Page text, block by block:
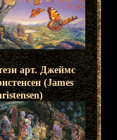
арт. Джеймс
(James